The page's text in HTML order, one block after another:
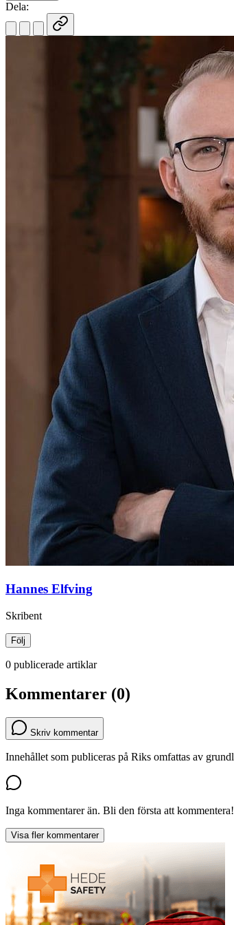
Dela:
Hannes Elfving
Skribent
Följ
0 publicerade artiklar
Kommentarer (0)
Skriv kommentar
Innehållet som publiceras på Riks omfattas av
Inga kommentarer än. Bli den första att kommentera!
Visa fler kommentarer